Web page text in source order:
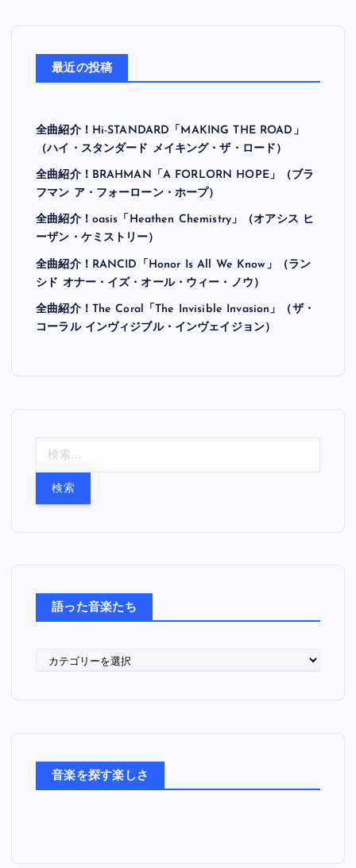
最近の投稿
全曲紹介！Hi-STANDARD「MAKING THE ROAD」
（ハイ・スタンダード メイキング・ザ・ロード）
全曲紹介！BRAHMAN「A FORLORN HOPE」（ブラ
フマン ア・フォーローン・ホープ）
全曲紹介！oasis「Heathen Chemistry」（オアシス ヒ
ーザン・ケミストリー）
全曲紹介！RANCID「Honor Is All We Know」（ラン
シド オナー・イズ・オール・ウィー・ノウ）
全曲紹介！The Coral「The Invisible Invasion」（ザ・
コーラル インヴィジブル・インヴェイジョン）
語った音楽たち
音楽を探す楽しさ